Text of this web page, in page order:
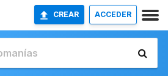
CREAR ACCEDER